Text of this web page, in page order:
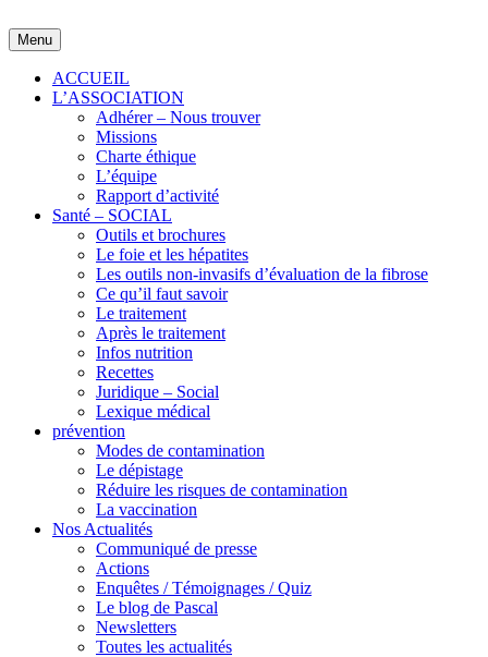
to
content
Menu
ACCUEIL
L’ASSOCIATION
Adhérer – Nous trouver
Missions
Charte éthique
L’équipe
Rapport d’activité
Santé – SOCIAL
Outils et brochures
Le foie et les hépatites
Les outils non-invasifs d’évaluation de la fibrose
Ce qu’il faut savoir
Le traitement
Après le traitement
Infos nutrition
Recettes
Juridique – Social
Lexique médical
prévention
Modes de contamination
Le dépistage
Réduire les risques de contamination
La vaccination
Nos Actualités
Communiqué de presse
Actions
Enquêtes / Témoignages / Quiz
Le blog de Pascal
Newsletters
Toutes les actualités